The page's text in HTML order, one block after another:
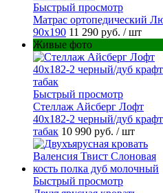
Быстрый просмотр
Матрас ортопедический
90х190 11 290 руб. / шт
Живые фото
Быстрый просмотр
Стеллаж Айсберг Лофт
40х182-2 черный/дуб крафт
табак 10 990 руб. / шт
Быстрый просмотр